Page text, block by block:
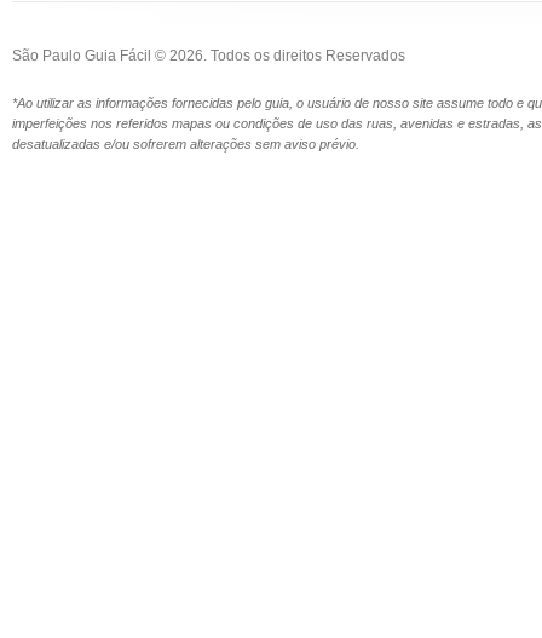
São Paulo Guia Fácil © 2026. Todos os direitos Reservados
*Ao utilizar as informações fornecidas pelo guia, o usuário de nosso site assume todo e
imperfeições nos referidos mapas ou condições de uso das ruas, avenidas e estradas,
desatualizadas e/ou sofrerem alterações sem aviso prévio.